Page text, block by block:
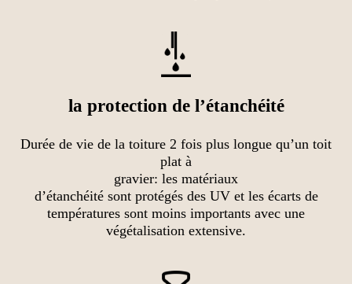
la protection de l’étanchéité
Durée de vie de la toiture 2 fois plus longue qu’un toit
plat à
gravier: les matériaux
d’étanchéité sont protégés des UV et les écarts de
températures sont moins importants avec une
végétalisation extensive.